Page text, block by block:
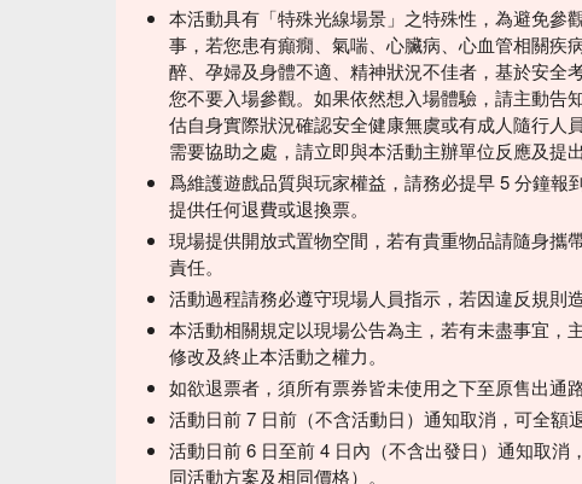
本活動具有「特殊光線場景」之特殊性，為避免參
事，若您患有癲癇、氣喘、心臟病、心血管相關疾
醉、孕婦及身體不適、精神狀況不佳者，基於安全
您不要入場參觀。如果依然想入場體驗，請主動告
估自身實際狀況確認安全健康無虞或有成人隨行人
需要協助之處，請立即與本活動主辦單位反應及提
爲維護遊戲品質與玩家權益，請務必提早 5 分鐘報
提供任何退費或退換票。
現場提供開放式置物空間，若有貴重物品請隨身攜
責任。
活動過程請務必遵守現場人員指示，若因違反規則
本活動相關規定以現場公告為主，若有未盡事宜，
修改及終止本活動之權力。
如欲退票者，須所有票券皆未使用之下至原售出通
活動日前 7 日前（不含活動日）通知取消，可全額退
活動日前 6 日至前 4 日內（不含出發日）通知取消
同活動方案及相同價格）。